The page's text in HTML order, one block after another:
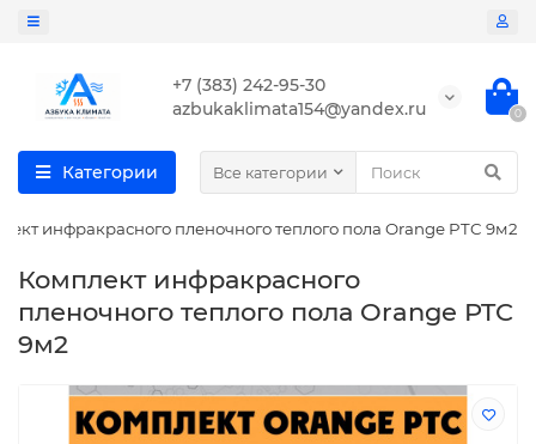
+7 (383) 242-95-30
azbukaklimata154@yandex.ru
0
Категории Все категории
инфракрасного пленочного теплого пола Orange PTC 9м2
Комплект инфракрасного
пленочного теплого пола Orange PTC
9м2